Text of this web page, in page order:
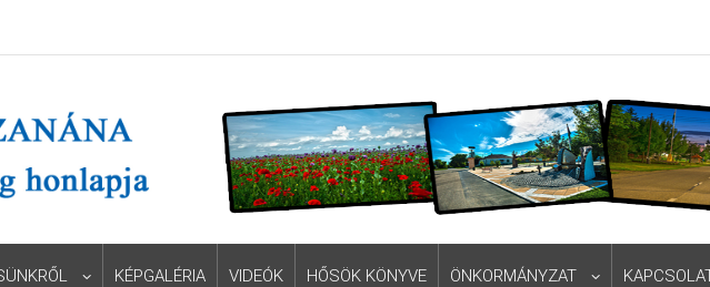
KÉPGALÉRIA VIDEÓK HŐSÖK KÖNYVE ÖNKORMÁNYZAT